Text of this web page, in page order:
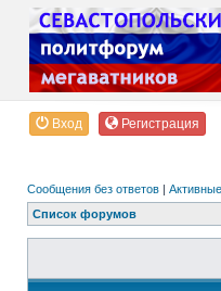
Вход Регистрация
Сообщения без ответов |
Список форумов